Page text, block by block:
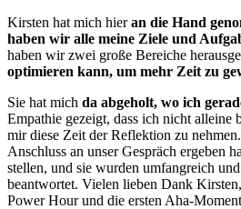
Kirsten hat mich hieran die Hand
haben wir alle meine Ziele und
haben wir zwei große Bereiche
optimieren kann, um mehr Zeit zu
Sie hat mich da abgeholt, wo ich
Empathie gezeigt, dass ich nicht alleine
mir diese Zeit der Reflektion zu
Anschluss an unser Gespräch ergeben
stellen, und sie wurden umfangreich
beantwortet. Vielen lieben Dank
Power Hour und die ersten Aha-